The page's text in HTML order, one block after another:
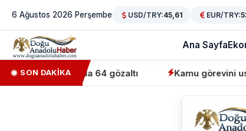
6 Ağustos 2026 Perşembe USD/TRY:45,61 EUR/TRY:
Ana Sayfa
SON DAKİKA
64 gözaltı Kamu görevini usulsüz